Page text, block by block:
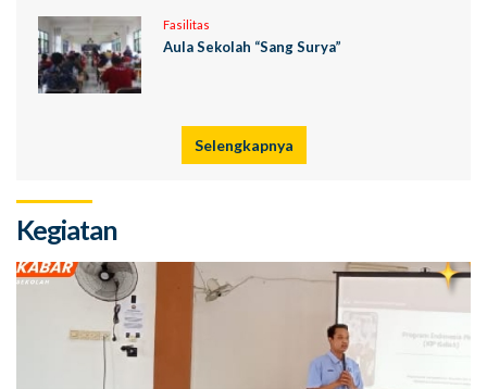
Fasilitas
Aula Sekolah “Sang Surya”
Selengkapnya
Kegiatan